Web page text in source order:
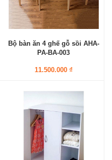
Bộ bàn ăn 4 ghế gỗ sồi AHA-
PA-BA-003
11.500.000 ₫